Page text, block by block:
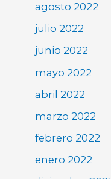
agosto 2022
julio 2022
junio 2022
mayo 2022
abril 2022
marzo 2022
febrero 2022
enero 2022